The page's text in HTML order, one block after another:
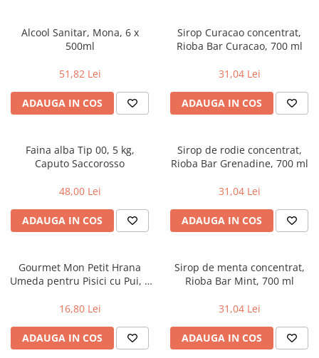
Solutie curatat covoare
Produse ingrijire incaltaminte si
accesorii
Masini curatat pardoseli
Organizare si depozitare
Cutii depozitare
Umerase pentru haine si suporturi
incaltaminte
Baterii, acumulatori si
incarcatoare
Dizolvante si tratamente pentru
Produse dezinfectante
Consumabile sanitare
Uniforme medicale de unica
Alcool Sanitar, Mona, 6 x
500ml
51,82 Lei
ADAUGA IN COS
Sirop Curacao concentrat,
Rioba Bar Curacao, 700 ml
31,04 Lei
ADAUGA IN COS
Faina alba Tip 00, 5 kg,
Caputo Saccorosso
48,00 Lei
ADAUGA IN COS
Sirop de rodie concentrat,
Rioba Bar Grenadine, 700 ml
31,04 Lei
ADAUGA IN COS
Gourmet Mon Petit Hrana
Umeda pentru Pisici cu Pui, 6
16,80 Lei
ADAUGA IN COS
Sirop de menta concentrat,
Rioba Bar Mint, 700 ml
31,04 Lei
ADAUGA IN COS